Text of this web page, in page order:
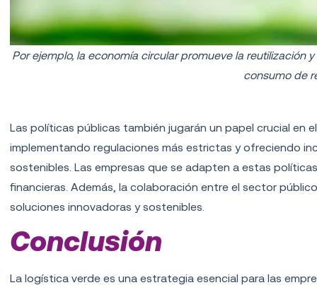
Por ejemplo, la economía circular promueve la reutilización
consumo de
Las políticas públicas también jugarán un papel crucial en
implementando regulaciones más estrictas y ofreciendo
sostenibles. Las empresas que se adapten a estas
financieras. Además, la colaboración entre el sector
soluciones innovadoras y sostenibles.
Conclusión
La logística verde es una estrategia esencial para las